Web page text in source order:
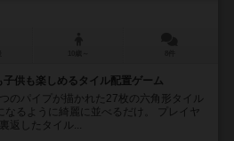
供も楽しめるタイル配置ゲーム
のパイプが描かれた27枚の六角形タイル
なるように綺麗に並べるだけ。 プレイヤ
返したタイル...